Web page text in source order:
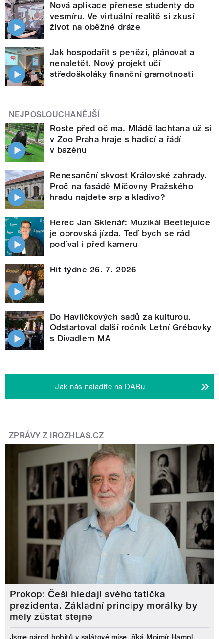
Nová aplikace přenese studenty do
vesmíru. Ve virtuální realitě si zkusí
život na oběžné dráze
Jak hospodařit s penězi, plánovat a
nenaletět. Nový projekt učí
středoškoláky finanční gramotnosti
NEJPOSLOUCHANĚJŠÍ
Roste před očima. Mládě lachtana už si
v Zoo Praha hraje s hadicí a řádí
v bazénu
Renesanční skvost Královské zahrady.
Proč na fasádě Míčovny Pražského
hradu najdete srp a kladivo?
Herec Jan Sklenář: Muzikál Beetlejuice
je obrovská jízda. Teď bych se rád
podíval i před kameru
Hit týdne 26. 7. 2026
Do Havlíčkových sadů za kulturou.
Odstartoval další ročník Letní Grébovky
s Divadlem MA
Jak nás naladíte na DABu
ZPRÁVY Z IROZHLAS.CZ
Prokop: Češi hledají svého tatíčka
prezidenta. Základní principy morálky by
měly zůstat stejné
Jsme národ hobitů v salátové míse, říká Mojmír Hampl.